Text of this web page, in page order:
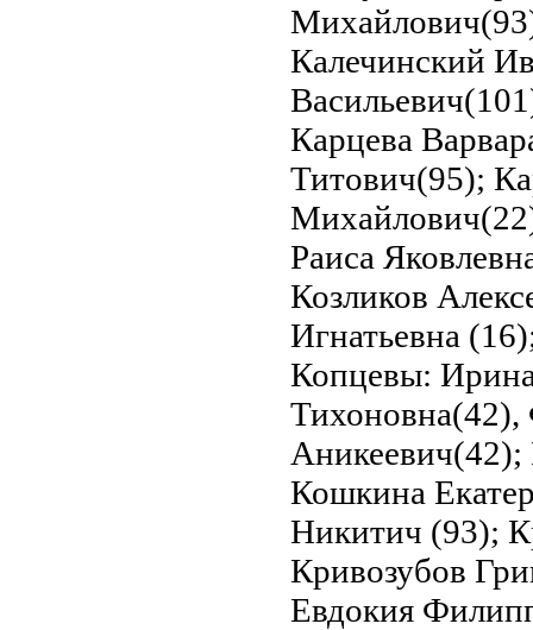
Калечинский
Карцева
Титович(95);
Раиса
Козликов
Игнатьевна
Копцевы:
Кошкина
Никитич (93);
Кривозубов
Евдокия